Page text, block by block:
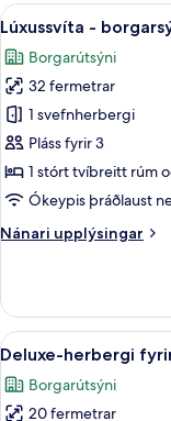
svefnherbergi
samliggjandi
herbergi
borgarsýn
Skoða
allar
myndir
fyrir
Lúxussvíta
-
borgarsýn
(High
12
Lúxussvíta -
Borgarútsýni
32 fermetrar
1 svefnherbergi
Pláss fyrir 3
1 stórt tvíbreitt rúm
Ókeypis þráðlaust
Nánari upplýsingar
Nánari
-
borgarsýn
(High
Skoða
allar
myndir
9
Deluxe-herbergi
Borgarútsýni
20 fermetrar